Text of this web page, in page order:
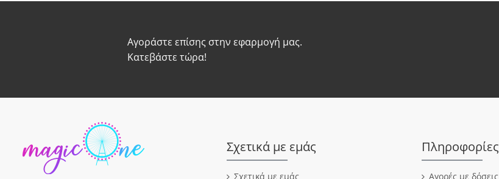
Αγοράστε επίσης στην εφαρμογή μας.
Κατεβάστε τώρα!
Σχετικά με εμάς
Σχετικά με εμάς
Πληροφορίες
Αγορές με δόσεις